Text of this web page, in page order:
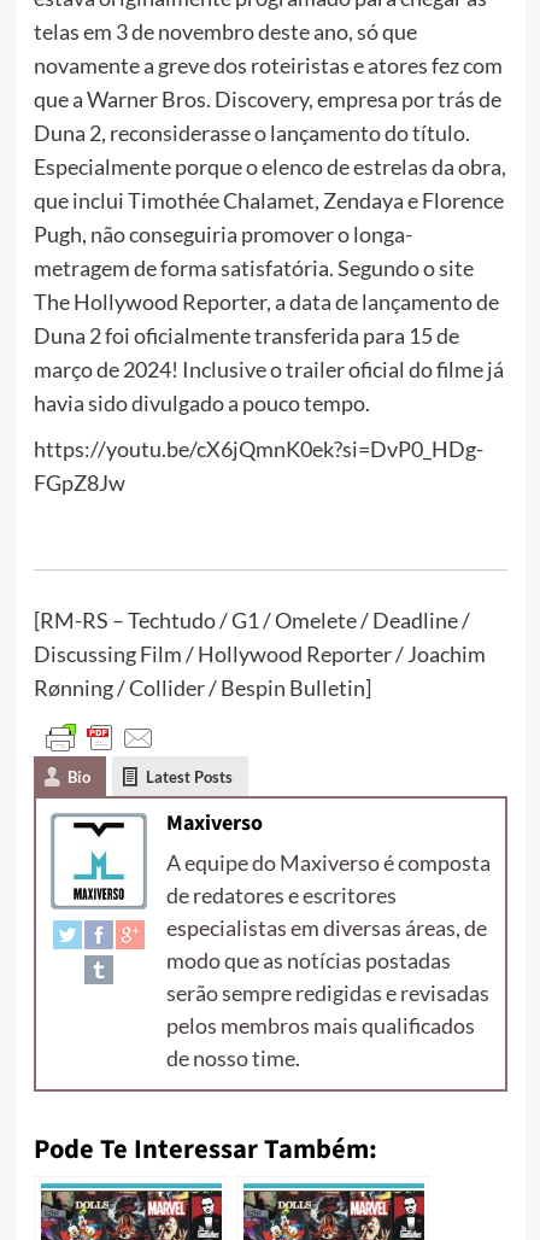
telas em 3 de novembro deste ano, só que
novamente a greve dos roteiristas e atores fez com
que a Warner Bros. Discovery, empresa por trás de
Duna 2, reconsiderasse o lançamento do título.
Especialmente porque o elenco de estrelas da obra,
que inclui Timothée Chalamet, Zendaya e Florence
Pugh, não conseguiria promover o longa-
metragem de forma satisfatória. Segundo o site
The Hollywood Reporter, a data de lançamento de
Duna 2 foi oficialmente transferida para 15 de
março de 2024! Inclusive o trailer oficial do filme já
havia sido divulgado a pouco tempo.
https://youtu.be/cX6jQmnK0ek?si=DvP0_HDg-
FGpZ8Jw
[RM-RS – Techtudo / G1 / Omelete / Deadline /
Discussing Film / Hollywood Reporter / Joachim
Rønning / Collider / Bespin Bulletin]
Bio Latest Posts
Maxiverso
A equipe do Maxiverso é composta
de redatores e escritores
especialistas em diversas áreas, de
modo que as notícias postadas
serão sempre redigidas e revisadas
pelos membros mais qualificados
de nosso time.
Pode Te Interessar Também: